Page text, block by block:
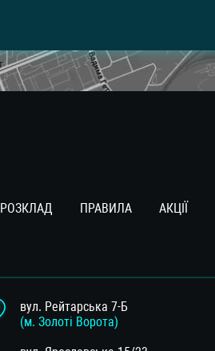
РОЗКЛАД ПРАВИЛА АКЦІЇ
вул. Рейтарська 7-Б
(м. Золоті Ворота)